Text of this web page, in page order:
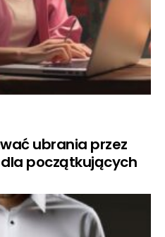
ubrania przez
początkujących